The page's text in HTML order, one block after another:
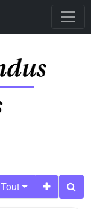
Tout